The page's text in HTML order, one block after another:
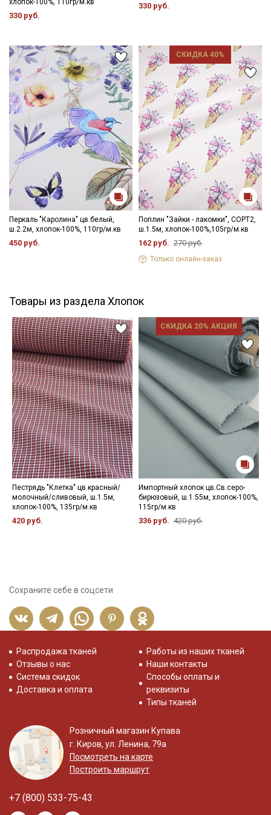
- гладить с изнаночной стороны
Цветопередача (тон) может отличаться от оригинального
хлопок-100%, 110гр/м.кв
330 руб.
330 руб.
Перкаль "Каролина" цв.белый,
ш.2.2м, хлопок-100%, 110гр/м.кв
450 руб.
СКИДКА 40%
Поплин "Зайки - лакомки", СОРТ2,
ш.1.5м, хлопок-100%,105гр/м.кв
162 руб. 270 руб.
Только онлайн-заказ
Товары из раздела Хлопок
Пестрядь "Клетка" цв.красный/
молочный/сливовый, ш.1.5м,
хлопок-100%, 135гр/м.кв
420 руб.
СКИДКА 20% АКЦИЯ
Импортный хлопок цв.Св.серо-
бирюзовый, ш.1.55м, хлопок-100%,
115гр/м.кв
336 руб. 420 руб.
Сохраните себе в соцсети
Распродажа тканей
Отзывы о нас
Система скидок
Доставка и оплата
Работы из наших тканей
Наши контакты
Способы оплаты и
реквизиты
Типы тканей
Розничный магазин Купава
г. Киров, ул. Ленина, 79а
Посмотреть на карте
Построить маршрут
+7 (800) 533-75-43